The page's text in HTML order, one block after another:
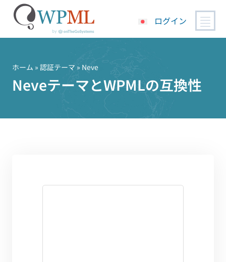
ス
ログイン
ホーム » 認証テーマ » Neve
NeveテーマとWPMLの互換性